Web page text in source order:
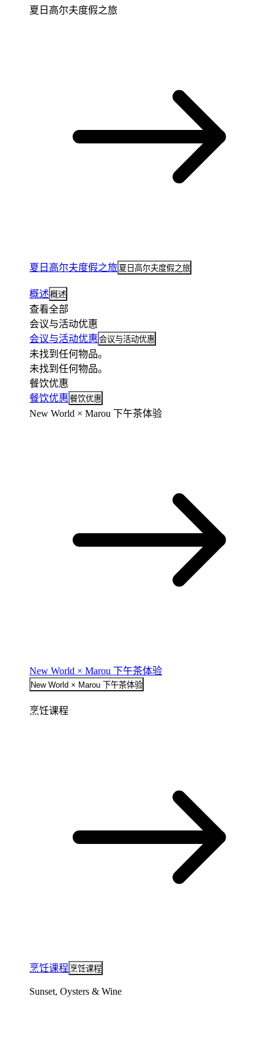
夏日高尔夫度假之旅
夏日高尔夫度假之旅夏日高尔夫度假之旅
概述 概述
查看全部
会议与活动优惠
会议与活动优惠 会议与活动优惠
未找到任何物品。
未找到任何物品。
餐饮优惠
餐饮优惠 餐饮优惠
New World × Marou 下午茶体验
New World × Marou 下午茶体验
New World × Marou 下午茶体验
烹饪课程
烹饪课程 烹饪课程
Sunset, Oysters & Wine